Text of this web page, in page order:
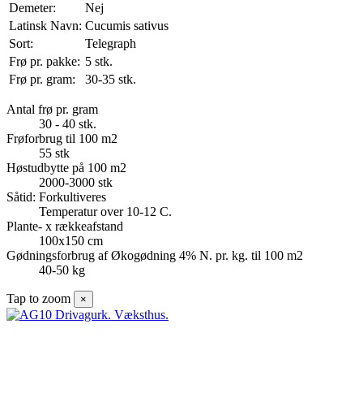
Demeter:
Nej
Latinsk Navn: Cucumis sativus
Sort:
Telegraph
Frø pr. pakke: 5 stk.
Frø pr. gram:
30-35 stk.
Antal frø pr. gram
30 - 40 stk.
Frøforbrug til 100 m2
55 stk
Høstudbytte på 100 m2
2000-3000 stk
Såtid: Forkultiveres
Temperatur over 10-12 C.
Plante- x rækkeafstand
100x150 cm
Gødningsforbrug af Økogødning 4% N. pr. kg. til 100 m2
40-50 kg
Tap to zoom ×